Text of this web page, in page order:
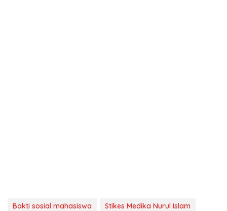
Bakti sosial mahasiswa
Stikes Medika Nurul Islam